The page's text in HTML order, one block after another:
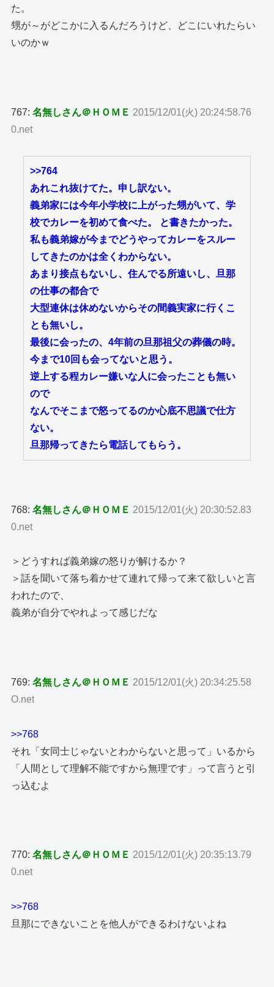
た。
甥が～がどこかに入るんだろうけど、どこにいれたらい
いのかｗ
767:名無しさん＠ＨＯＭＥ 2015/12/01(火) 20:24:58.76
0.net
>>764
あれこれ抜けてた。申し訳ない。
義弟家には今年小学校に上がった甥がいて、学
校でカレーを初めて食べた。 と書きたかった。
私も義弟嫁が今までどうやってカレーをスルー
してきたのかは全くわからない。
あまり接点もないし、住んでる所遠いし、旦那
の仕事の都合で
大型連休は休めないからその間義実家に行くこ
とも無いし。
最後に会ったの、4年前の旦那祖父の葬儀の時。
今まで10回も会ってないと思う。
逆上する程カレー嫌いな人に会ったことも無い
ので
なんでそこまで怒ってるのか心底不思議で仕方
ない。
旦那帰ってきたら電話してもらう。
768:名無しさん＠ＨＯＭＥ 2015/12/01(火) 20:30:52.83
0.net
＞どうすれば義弟嫁の怒りが解けるか？
＞話を聞いて落ち着かせて連れて帰って来て欲しいと言
われたので、
義弟が自分でやれよって感じだな
769:名無しさん＠ＨＯＭＥ 2015/12/01(火) 20:34:25.58
O.net
>>768
それ「女同士じゃないとわからないと思って」いるから
「人間として理解不能ですから無理です」って言うと引
っ込むよ
770:名無しさん＠ＨＯＭＥ 2015/12/01(火) 20:35:13.79
0.net
>>768
旦那にできないことを他人ができるわけないよね